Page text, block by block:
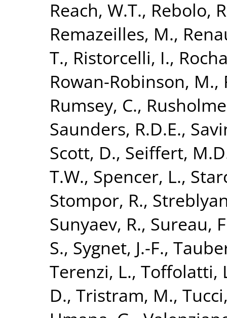
Reach, W.T., Rebolo,
Remazeilles, M.,
T., Ristorcelli, I.,
Rowan-Robinson, M.,
Rumsey, C.,
Saunders, R.D.E.,
Scott, D., Seiffert,
T.W., Spencer, L.,
Stompor, R.,
Sunyaev, R., Sureau,
S., Sygnet, J.-F.,
Terenzi, L., Toffolatti,
D., Tristram, M.,